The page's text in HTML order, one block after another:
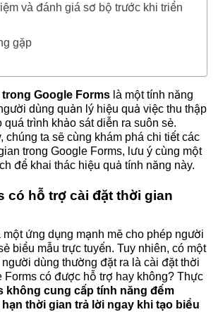
và đánh giá sơ bộ trước khi triển
gặp
Google Forms là một tính năng
dùng quản lý hiệu quả việc thu thập
trình khảo sát diễn ra suôn sẻ.
chúng ta sẽ cùng khám phá chi tiết các
trong Google Forms, lưu ý cùng một
để khai thác hiệu quả tính năng này.
có hỗ trợ cài đặt thời gian
một ứng dụng mạnh mẽ cho phép người
biểu mẫu trực tuyến. Tuy nhiên, có một
dùng thường đặt ra là cài đặt thời
Forms có được hỗ trợ hay không? Thực
không cung cấp tính năng đếm
thời gian trả lời ngay khi tạo biểu